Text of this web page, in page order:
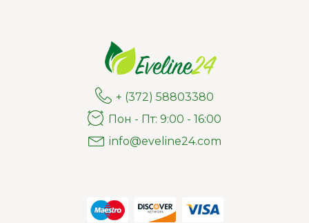
+ (372) 58803380
Пон - Пт: 9:00 - 16:00
info@eveline24.com